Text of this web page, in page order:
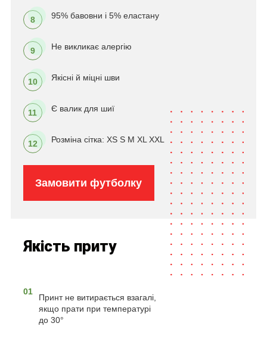
8 95% бавовни і 5% еластану
9 Не викликає алергію
10 Якісні й міцні шви
11 Є валик для шиї
12 Розміна сітка: XS S M XL XXL
Замовити футболку
Якість приту
01
Принт не витирається взагалі,
якщо прати при температурі
до 30°